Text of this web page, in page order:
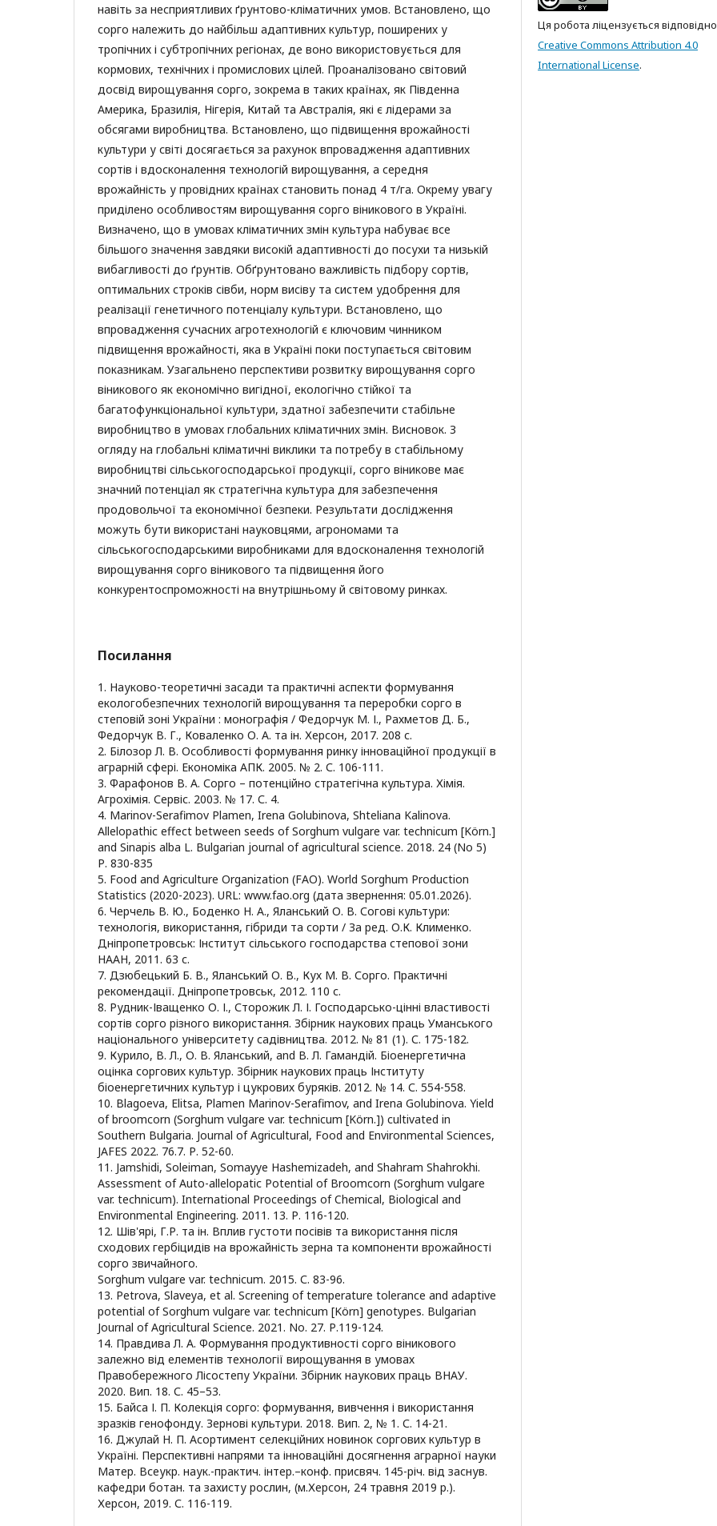
навіть за несприятливих ґрунтово-кліматичних умов. Встановлено, що
сорго належить до найбільш адаптивних культур, поширених у
тропічних і субтропічних регіонах, де воно використовується для
кормових, технічних і промислових цілей. Проаналізовано світовий
досвід вирощування сорго, зокрема в таких країнах, як Південна
Америка, Бразилія, Нігерія, Китай та Австралія, які є лідерами за
обсягами виробництва. Встановлено, що підвищення врожайності
культури у світі досягається за рахунок впровадження адаптивних
сортів і вдосконалення технологій вирощування, а середня
врожайність у провідних країнах становить понад 4 т/га. Окрему увагу
приділено особливостям вирощування сорго віникового в Україні.
Визначено, що в умовах кліматичних змін культура набуває все
більшого значення завдяки високій адаптивності до посухи та низькій
вибагливості до ґрунтів. Обґрунтовано важливість підбору сортів,
оптимальних строків сівби, норм висіву та систем удобрення для
реалізації генетичного потенціалу культури. Встановлено, що
впровадження сучасних агротехнологій є ключовим чинником
підвищення врожайності, яка в Україні поки поступається світовим
показникам. Узагальнено перспективи розвитку вирощування сорго
віникового як економічно вигідної, екологічно стійкої та
багатофункціональної культури, здатної забезпечити стабільне
виробництво в умовах глобальних кліматичних змін. Висновок. З
огляду на глобальні кліматичні виклики та потребу в стабільному
виробництві сільськогосподарської продукції, сорго віникове має
значний потенціал як стратегічна культура для забезпечення
продовольчої та економічної безпеки. Результати дослідження
можуть бути використані науковцями, агрономами та
сільськогосподарськими виробниками для вдосконалення технологій
вирощування сорго віникового та підвищення його
конкурентоспроможності на внутрішньому й світовому ринках.
Посилання
1. Науково-теоретичні засади та практичні аспекти формування
екологобезпечних технологій вирощування та переробки сорго в
степовій зоні України : монографія / Федорчук М. І., Рахметов Д. Б.,
Федорчук В. Г., Коваленко О. А. та ін. Херсон, 2017. 208 с.
2. Білозор Л. В. Особливості формування ринку інноваційної продукції в
аграрній сфері. Економіка АПК. 2005. № 2. С. 106-111.
3. Фарафонов В. А. Сорго – потенційно стратегічна культура. Хімія.
Агрохімія. Сервіс. 2003. № 17. С. 4.
4. Marinov-Serafimov Plamen, Irena Golubinova, Shteliana Kalinova.
Allelopathic effect between seeds of Sorghum vulgare var. technicum [Körn.]
and Sinapis alba L. Bulgarian journal of agricultural science. 2018. 24 (No 5)
Р. 830-835
5. Food and Agriculture Organization (FAO). World Sorghum Production
Statistics (2020-2023). URL: www.fao.org (дата звернення: 05.01.2026).
6. Черчель В. Ю., Боденко Н. А., Яланський О. В. Согові культури:
технологія, використання, гібриди та сорти / За ред. О.К. Клименко.
Дніпропетровськ: Інститут сільського господарства степової зони
НААН, 2011. 63 с.
7. Дзюбецький Б. В., Яланський О. В., Кух М. В. Сорго. Практичні
рекомендації. Дніпропетровськ, 2012. 110 с.
8. Рудник-Іващенко О. І., Сторожик Л. І. Господарсько-цінні властивості
сортів сорго різного використання. Збірник наукових праць Уманського
національного університету садівництва. 2012. № 81 (1). С. 175-182.
9. Курило, В. Л., О. В. Яланський, and В. Л. Гамандій. Біоенергетична
оцінка соргових культур. Збірник наукових праць Інституту
біоенергетичних культур і цукрових буряків. 2012. № 14. С. 554-558.
10. Blagoeva, Elitsa, Plamen Marinov-Serafimov, and Irena Golubinova. Yield
of broomcorn (Sorghum vulgare var. technicum [Körn.]) cultivated in
Southern Bulgaria. Journal of Agricultural, Food and Environmental Sciences,
JAFES 2022. 76.7. Р. 52-60.
11. Jamshidi, Soleiman, Somayye Hashemizadeh, and Shahram Shahrokhi.
Assessment of Auto-allelopatic Potential of Broomcorn (Sorghum vulgare
var. technicum). International Proceedings of Chemical, Biological and
Environmental Engineering. 2011. 13. Р. 116-120.
12. Шів'ярі, Г.Р. та ін. Вплив густоти посівів та використання після
сходових гербіцидів на врожайність зерна та компоненти врожайності
сорго звичайного.
Sorghum vulgare var. technicum. 2015. С. 83-96.
13. Petrova, Slaveya, et al. Screening of temperature tolerance and adaptive
potential of Sorghum vulgare var. technicum [Körn] genotypes. Bulgarian
Journal of Agricultural Science. 2021. No. 27. Р.119-124.
14. Правдива Л. А. Формування продуктивності сорго віникового
залежно від елементів технології вирощування в умовах
Правобережного Лісостепу України. Збірник наукових праць ВНАУ.
2020. Вип. 18. С. 45–53.
15. Байса І. П. Колекція сорго: формування, вивчення і використання
зразків генофонду. Зернові культури. 2018. Вип. 2, № 1. С. 14-21.
16. Джулай Н. П. Асортимент селекційних новинок соргових культур в
Україні. Перспективні напрями та інноваційні досягнення аграрної науки
Матер. Всеукр. наук.-практич. інтер.–конф. присвяч. 145-річ. від заснув.
кафедри ботан. та захисту рослин, (м.Херсон, 24 травня 2019 р.).
Херсон, 2019. С. 116-119.
Ця робота ліцензується
Creative Commons Attribution 4.0
International License.